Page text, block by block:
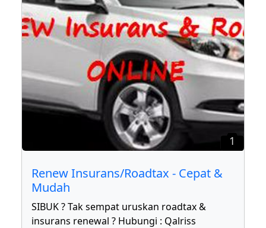
1
Renew Insurans/Roadtax - Cepat &
Mudah
SIBUK ? Tak sempat uruskan roadtax &
insurans renewal ? Hubungi : Qalriss